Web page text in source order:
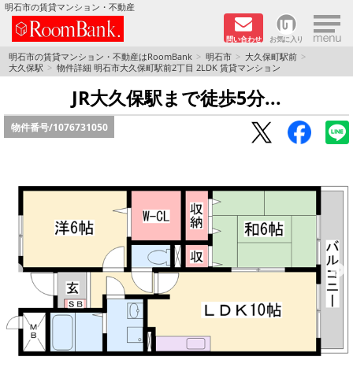
明石市の賃貸マンション・不動産
問い合わせ お気に入り ×
TOPページ
分譲マンションシリーズ
リノベーション物件
オートロック付き物件特集
路線·駅から探す
地域から探す
地図から探す
オーナー様へ
明石市の賃貸マンション・不動産はRoomBank 明石市
大久保町駅前
大久保駅
物件詳細 明石市大久保町駅前2丁目 2LDK 賃貸マンション
JR大久保駅まで徒歩5分...
物件番号/1076731050